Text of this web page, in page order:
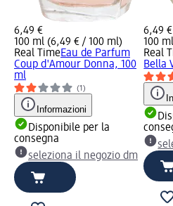
6,49 €
100 ml (6,49 € / 100 ml)
Real TimeEau de Parfum
Coup d'Amour Donna, 100
ml
(1)
Informazioni
Disponibile per la
consegna
seleziona il negozio dm
6,49 €
100
Real
Bella